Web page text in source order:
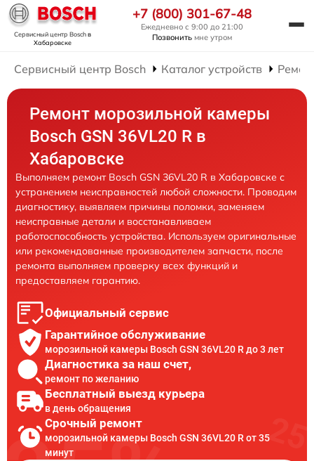
Сервисный центр Boschв
Хабаровске
+7 (800) 301-67-48
Ежедневно с 9:00 до 21:00
Позвонить мне утром
Сервисный центр Bosch Каталог устройств
Ремонт морозильной камеры
Bosch GSN 36VL20 R в
Хабаровске
Выполняем ремонт Bosch GSN 36VL20 R в Хабаровске с
устранением неисправностей любой сложности. Проводим
диагностику, выявляем причины поломки, заменяем
неисправные детали и восстанавливаем
работоспособность устройства. Используем оригинальные
или рекомендованные производителем запчасти, после
ремонта выполняем проверку всех функций и
предоставляем гарантию.
Официальный сервис
Гарантийное обслуживание
морозильной камеры Bosch GSN 36VL20 R до 3 лет
Диагностика за наш счет,
ремонт по желанию
Бесплатный выезд курьера
в день обращения
Срочный ремонт
морозильной камеры Bosch GSN 36VL20 R от 35
минут